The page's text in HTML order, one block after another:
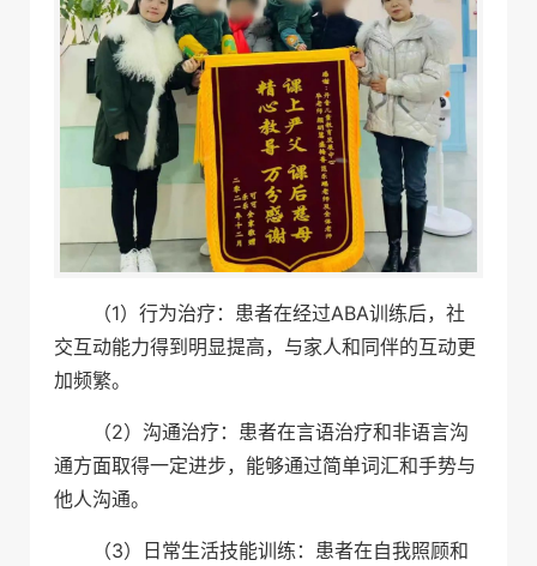
（1）行为治疗：患者在经过ABA训练后，社
交互动能力得到明显提高，与家人和同伴的互动更
加频繁。
（2）沟通治疗：患者在言语治疗和非语言沟
通方面取得一定进步，能够通过简单词汇和手势与
他人沟通。
（3）日常生活技能训练：患者在自我照顾和